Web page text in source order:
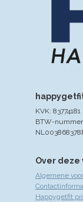
Over deze
Algemene
Happygetfit
KVK: 83774181
BTW-